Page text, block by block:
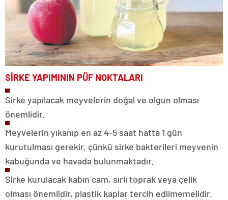
SİRKE YAPIMININ PÜF NOKTALARI
Sirke yapılacak meyvelerin doğal ve olgun olması
önemlidir.
Meyvelerin yıkanıp en az 4-5 saat hatta 1 gün
kurutulması gerekir, çünkü sirke bakterileri meyvenin
kabuğunda ve havada bulunmaktadır.
Sirke kurulacak kabın cam, sırlı toprak veya çelik
olması önemlidir, plastik kaplar tercih edilmemelidir.